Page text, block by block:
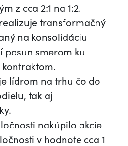
z cca 2:1 na 1:2.
transformačný
na konsolidáciu
posun smerom ku
lídrom na trhu čo do
tak aj
nakúpilo akcie
v hodnote cca 1